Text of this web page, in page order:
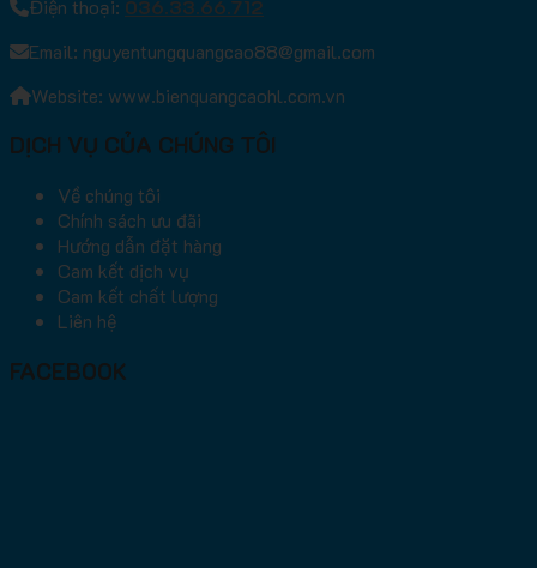
Điện thoại: 036.33.66.712
Email: nguyentungquangcao88@gmail.com
Website: www.bienquangcaohl.com.vn
DỊCH VỤ CỦA CHÚNG TÔI
Về chúng tôi
Chính sách ưu đãi
Hướng dẫn đặt hàng
Cam kết dịch vụ
Cam kết chất lượng
Liên hệ
FACEBOOK